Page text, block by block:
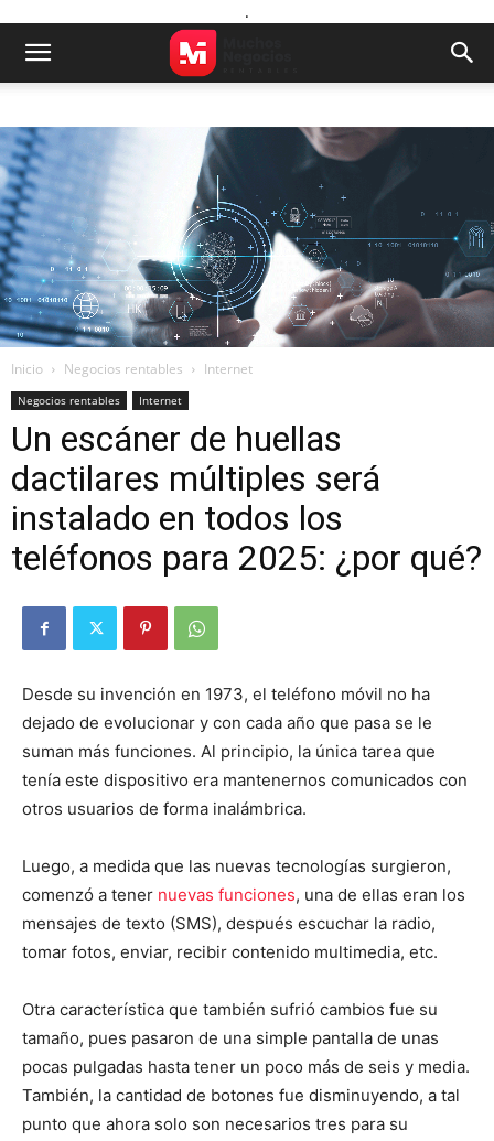
.
Inicio Negocios rentables Internet
Negocios rentables Internet
Un escáner de huellas
dactilares múltiples será
instalado en todos los
teléfonos para 2025: ¿por qué?
Desde su invención en 1973, el teléfono móvil no ha
dejado de evolucionar y con cada año que pasa se le
suman más funciones. Al principio, la única tarea que
tenía este dispositivo era mantenernos comunicados con
otros usuarios de forma inalámbrica.
Luego, a medida que las nuevas tecnologías surgieron,
comenzó a tener nuevas funciones, una de ellas eran los
mensajes de texto (SMS), después escuchar la radio,
tomar fotos, enviar, recibir contenido multimedia, etc.
Otra característica que también sufrió cambios fue su
tamaño, pues pasaron de una simple pantalla de unas
pocas pulgadas hasta tener un poco más de seis y media.
También, la cantidad de botones fue disminuyendo, a tal
punto que ahora solo son necesarios tres para su